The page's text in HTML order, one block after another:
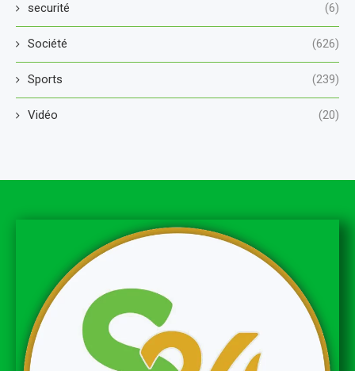
securité (6)
Société (626)
Sports (239)
Vidéo (20)